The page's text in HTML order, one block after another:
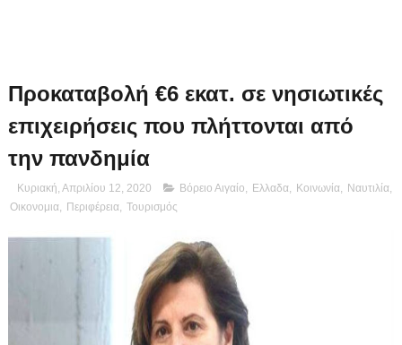
Προκαταβολή €6 εκατ. σε νησιωτικές
επιχειρήσεις που πλήττονται από
την πανδημία
Κυριακή, Απριλίου 12, 2020 Βόρειο Αιγαίο Ελλαδα, Κοινωνία, Ναυτιλία,
Οικονομια, Περιφέρεια, Τουρισμός